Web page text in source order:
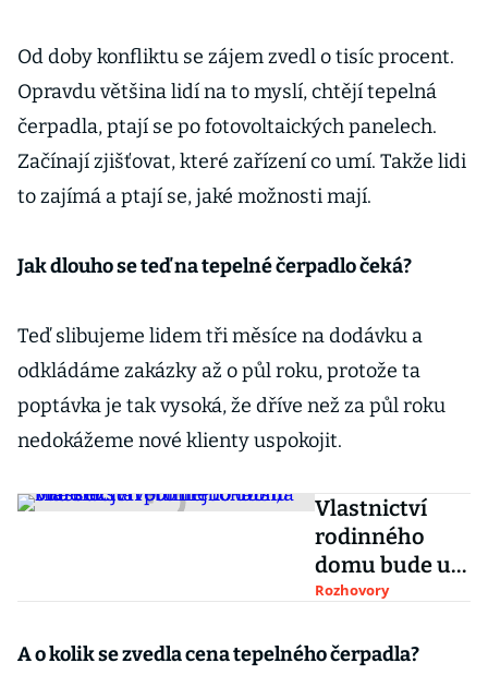
Od doby konfliktu se zájem zvedl o tisíc procent.
Opravdu většina lidí na to myslí, chtějí tepelná
čerpadla, ptají se po fotovoltaických panelech.
Začínají zjišťovat, které zařízení co umí. Takže lidi
to zajímá a ptají se, jaké možnosti mají.
Jak dlouho se teď na tepelné čerpadlo čeká?
Teď slibujeme lidem tři měsíce na dodávku a
odkládáme zakázky až o půl roku, protože ta
poptávka je tak vysoká, že dříve než za půl roku
nedokážeme nové klienty uspokojit.
Vlastnictví
rodinného
domu bude už
jen pro
říká šéf
Rozhovory
A o kolik se zvedla cena tepelného čerpadla?